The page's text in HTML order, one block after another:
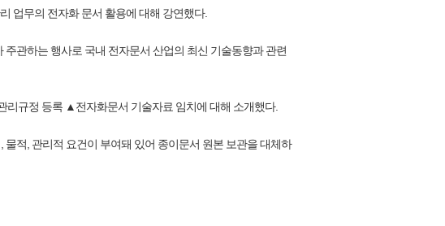
업무의 전자화 문서 활용에 대해 강연했다.
관하는 행사로 국내 전자문서 산업의 최신 기술동향과 관련
규정 등록 ▲전자화문서 기술자료 임치에 대해 소개했다.
적, 관리적 요건이 부여돼 있어 종이문서 원본 보관을 대체하